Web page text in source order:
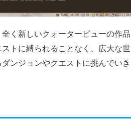
く新しいクォータービューの作品
トに縛られることなく、広大な世
ンジョンやクエストに挑んでいき